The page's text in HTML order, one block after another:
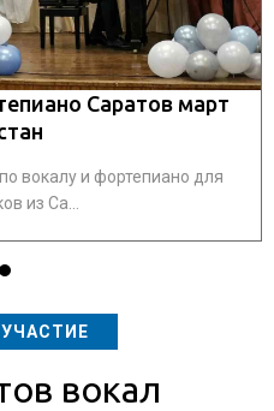
Саратов март
вокалу и фортепиано для
из Са...
вокал